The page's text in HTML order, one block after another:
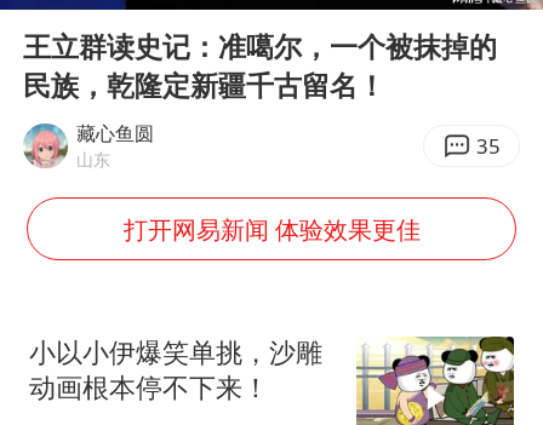
考生称遭第二名花钱劝退 当地再通报
老人离世案亲属质疑记录仪
老中医：立秋后养心是关键
“新疆阿勒泰八月能滑雪”不实
79岁老人被城管撞倒后离世案一审开庭
Play
王立群读史记：准噶尔，一个被抹掉的
民族，乾隆定新疆千古留名！
藏心鱼圆
山东 35
打开网易新闻 体验效果更佳
小以小伊爆笑单挑，沙雕
动画根本停不下来！